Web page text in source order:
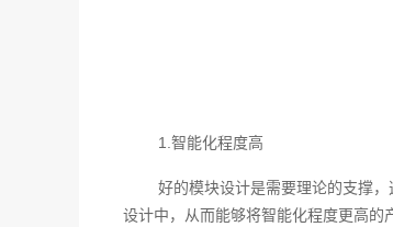
1.智能化程度高
好的模块设计是需要理论的支撑
设计中，从而能够将智能化程度更高的